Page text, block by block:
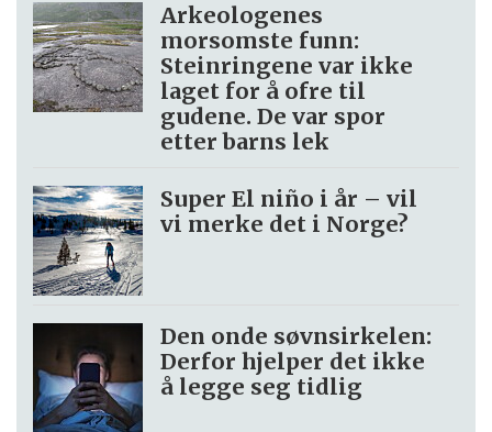
Arkeologenes
morsomste funn:
Steinringene var ikke
laget for å ofre til
gudene. De var spor
etter barns lek
Super El niño i år – vil
vi merke det i Norge?
Den onde søvnsirkelen:
Derfor hjelper det ikke
å legge seg tidlig